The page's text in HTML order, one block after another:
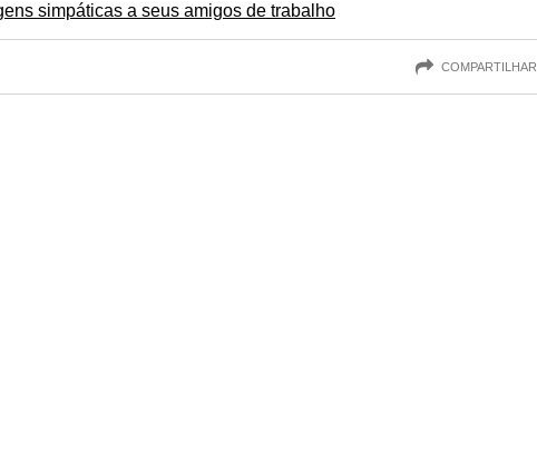
simpáticas a seus amigos de trabalho
COMPARTILHAR